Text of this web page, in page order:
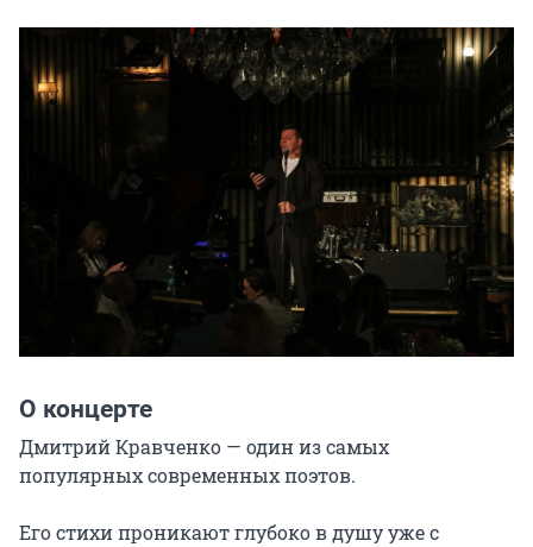
О концерте
Дмитрий Кравченко — один из самых
популярных современных поэтов.
Его стихи проникают глубоко в душу уже с